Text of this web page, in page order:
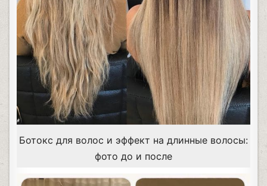
Ботокс для волос и эффект на длинные волосы:
фото до и после